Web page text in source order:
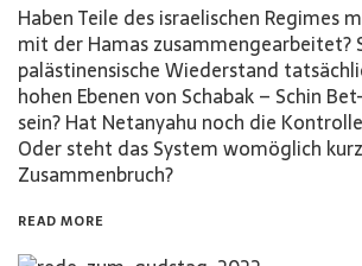
Haben Teile des israelischen Regimes
mit der Hamas zusammengearbeitet?
palästinensische Wiederstand
hohen Ebenen von Schabak – Schin
sein? Hat Netanyahu noch die
Oder steht das System womöglich
Zusammenbruch?
READ MORE